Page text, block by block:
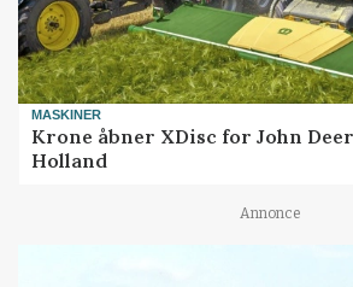
MASKINER
Krone åbner XDisc for John
Holland
Annonce